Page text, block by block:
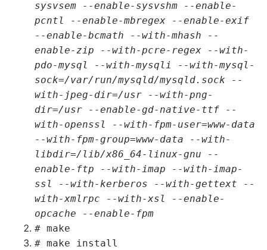
sysvsem --enable-sysvshm --enable-
pcntl --enable-mbregex --enable-exif
--enable-bcmath --with-mhash --
enable-zip --with-pcre-regex --with-
pdo-mysql --with-mysqli --with-mysql-
sock=/var/run/mysqld/mysqld.sock --
with-jpeg-dir=/usr --with-png-
dir=/usr --enable-gd-native-ttf --
with-openssl --with-fpm-user=www-data
--with-fpm-group=www-data --with-
libdir=/lib/x86_64-linux-gnu --
enable-ftp --with-imap --with-imap-
ssl --with-kerberos --with-gettext --
with-xmlrpc --with-xsl --enable-
opcache --enable-fpm
# make
# make install